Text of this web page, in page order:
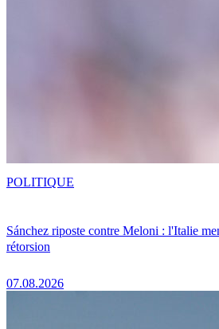
Sánchez riposte contre Meloni : l'Italie
rétorsion
07.08.2026
POLITIQUE